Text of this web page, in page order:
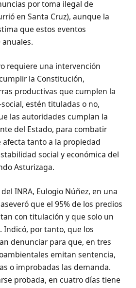
por toma ilegal de
en Santa Cruz), aunque la
que estos eventos
requiere una intervención
la Constitución,
productivas que cumplen la
estén tituladas o no,
las autoridades cumplan la
del Estado, para combatir
tanto a la propiedad
social y económica del
Asturizaga.
INRA, Eulogio Núñez, en una
que el 95% de los predios
con titulación y que solo un
Indicó, por tanto, que los
denunciar para que, en tres
emitan sentencia,
o improbadas las demanda.
probada, en cuatro días tiene